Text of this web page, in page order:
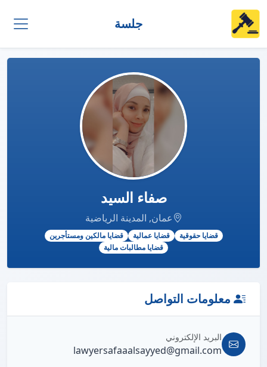
جلسة
صفاء السيد
عمان, المدينة الرياضية
قضايا حقوقية قضايا عمالية
قضايا مالكين ومستأجرين
قضايا مطالبات مالية
معلومات التواصل
البريد الإلكتروني
lawyersafaaalsayyed@gmail.com